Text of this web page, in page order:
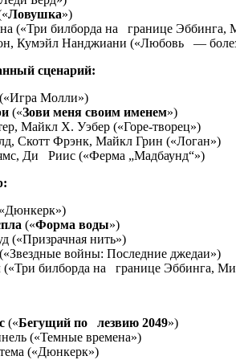
Ловушка»)
(«Три билборда на границе Эббинга,
Кумэйл Нанджиани («Любовь —
сценарий:
Молли»)
(«Зови меня своим именем»)
Майкл Х. Уэбер («Горе-творец»)
Скотт Фрэнк, Майкл Грин («Логан»)
Ди Риис («Ферма „Мадбаунд“»)
(«Форма воды»)
(«Призрачная нить»)
войны: Последние джедаи»)
(«Три билборда на границе Эббинга,
(«Бегущий по лезвию 2049»)
(«Темные времена»)
(«Дюнкерк»)